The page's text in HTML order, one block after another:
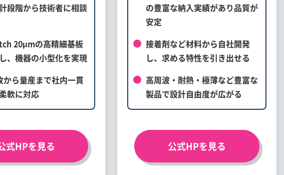
段階から技術者に相談
20μmの高精細基板
、機器の小型化を実現
から量産まで社内一貫
軟に対応
式HPを見る
の豊富な納入実績があり品質が
安定
接着剤など材料から自社開発
し、求める特性を引き出せる
高周波・耐熱・極薄など豊富な
製品で設計自由度が広がる
公式HPを見る